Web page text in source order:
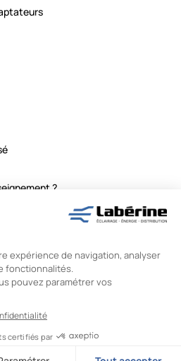
?
de confidentialité
de vente|
en matière de cookies
© 2026 –Réalisation Wiboo